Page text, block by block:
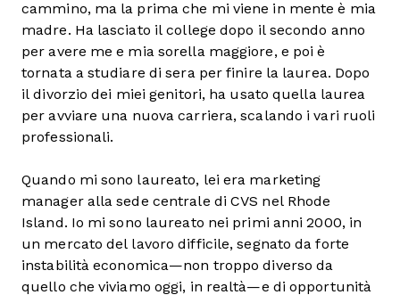
cammino, ma la prima che mi viene in mente è mia
madre. Ha lasciato il college dopo il secondo anno
per avere me e mia sorella maggiore, e poi è
tornata a studiare di sera per finire la laurea. Dopo
il divorzio dei miei genitori, ha usato quella laurea
per avviare una nuova carriera, scalando i vari ruoli
professionali.
Quando mi sono laureato, lei era marketing
manager alla sede centrale di CVS nel Rhode
Island. Io mi sono laureato nei primi anni 2000, in
un mercato del lavoro difficile, segnato da forte
instabilità economica—non troppo diverso da
quello che viviamo oggi, in realtà—e di opportunità